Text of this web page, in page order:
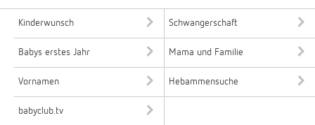
Kinderwunsch Schwangerschaft
Babys erstes Jahr Mama und Familie
Vornamen Hebammensuche
babyclub.tv